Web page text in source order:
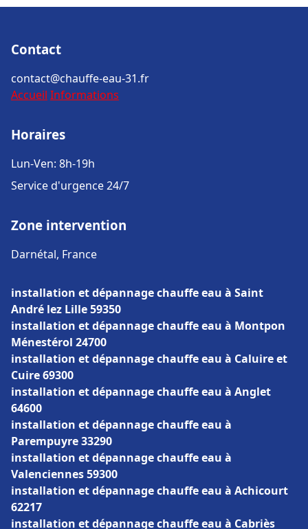
Contact
contact@chauffe-eau-31.fr
Accueil Informations
Horaires
Lun-Ven: 8h-19h
Service d'urgence 24/7
Zone intervention
Darnétal, France
installation et dépannage chauffe eau à Saint
André lez Lille 59350
installation et dépannage chauffe eau à Montpon
Ménestérol 24700
installation et dépannage chauffe eau à Caluire et
Cuire 69300
installation et dépannage chauffe eau à Anglet
64600
installation et dépannage chauffe eau à
Parempuyre 33290
installation et dépannage chauffe eau à
Valenciennes 59300
installation et dépannage chauffe eau à Achicourt
62217
installation et dépannage chauffe eau à Cabriès